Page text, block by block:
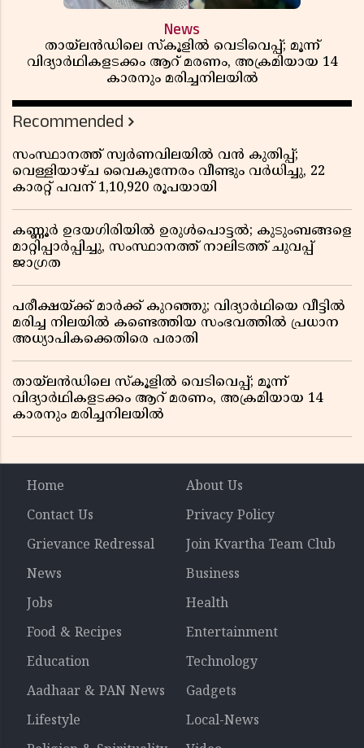
News
തായ്‌ലൻഡിലെ സ്‌കൂളിൽ വെടിവെപ്പ്; മൂന്ന്
വിദ്യാർഥികളടക്കം ആറ് മരണം, അക്രമിയായ 14
കാരനും മരിച്ചനിലയിൽ
Recommended
സംസ്ഥാനത്ത് സ്വർണവിലയിൽ വൻ കുതിപ്പ്;
വെള്ളിയാഴ്ച വൈകുന്നേരം വീണ്ടും വർധിച്ചു, 22
കാരറ്റ് പവന് 1,10,920 രൂപയായി
കണ്ണൂർ ഉദയഗിരിയിൽ ഉരുൾപൊട്ടൽ; കുടുംബങ്ങളെ
മാറ്റിപ്പാർപ്പിച്ചു, സംസ്ഥാനത്ത് നാലിടത്ത് ചുവപ്പ്
ജാഗ്രത
പരീക്ഷയ്ക്ക് മാർക്ക് കുറഞ്ഞു; വിദ്യാർഥിയെ വീട്ടിൽ
മരിച്ച നിലയിൽ കണ്ടെത്തിയ സംഭവത്തിൽ പ്രധാന
അധ്യാപികക്കെതിരെ പരാതി
തായ്‌ലൻഡിലെ സ്‌കൂളിൽ വെടിവെപ്പ്; മൂന്ന്
വിദ്യാർഥികളടക്കം ആറ് മരണം, അക്രമിയായ 14
കാരനും മരിച്ചനിലയിൽ
Home
About Us
Contact Us
Privacy Policy
Grievance Redressal
Join Kvartha Team Club
News
Business
Jobs
Health
Food & Recipes
Entertainment
Education
Technology
Aadhaar & PAN News
Gadgets
Lifestyle
Local-News